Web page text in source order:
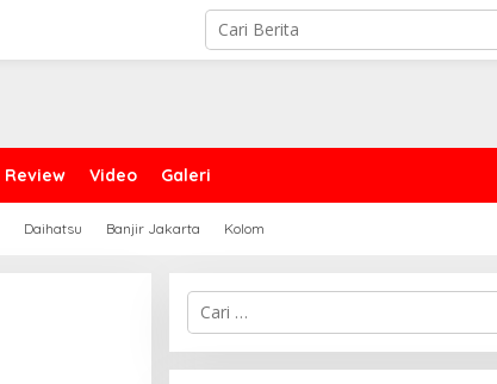
Review Video Galeri
Daihatsu Banjir Jakarta Kolom
Cari
untuk: